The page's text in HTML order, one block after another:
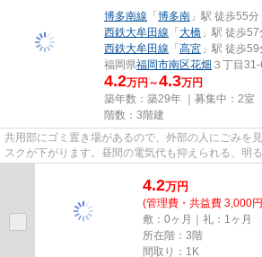
博多南線 「博多南 」駅 徒歩55分
西鉄大牟田線 「大橋 」駅 徒歩57
西鉄大牟田線 「高宮 」駅 徒歩59
福岡県福岡市南区花畑 ３丁目31-
4.2万円～4.3万円
築年数：築29年 ｜募集中： 2室
階数：3階建
共用部にゴミ置き場があるので、外部の人にごみを
スクが下がります。昼間の電気代も抑えられる、明
す。最上階の物件です。防犯対...
4.2万円
(管理費・共益費 3,000
敷：0ヶ月｜礼：1ヶ月
所在階：3階
間取り：1K